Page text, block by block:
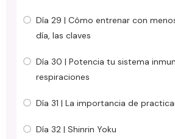
Día 29 | Cómo entrenar con
día, las claves
Día 30 | Potencia tu sistema
respiraciones
Día 31 | La importancia de
Día 32 | Shinrin Yoku